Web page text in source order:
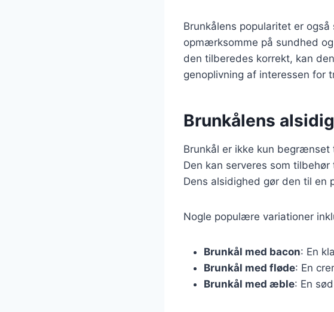
Brunkålens popularitet er
opmærksomme på sundhed
den tilberedes korrekt, kan
genoplivning af interessen for
Brunkålens
Brunkål er ikke kun
Den kan serveres som
Dens alsidighed gør den til en
Nogle populære variationer
Brunkål med bacon: En
Brunkål med fløde: En
Brunkål med æble: En